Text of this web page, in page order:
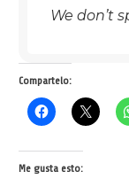
We don’t
Compartelo:
Me gusta esto: